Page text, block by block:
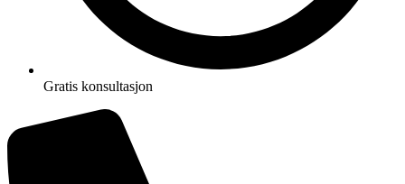
Gratis konsultasjon